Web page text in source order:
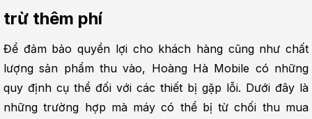
trừ thêm phí
Để đảm bảo quyền lợi cho khách hàng cũng như chất
lượng sản phẩm thu vào, Hoàng Hà Mobile có những
quy định cụ thể đối với các thiết bị gặp lỗi. Dưới đây là
những trường hợp mà máy có thể bị từ chối thu mua